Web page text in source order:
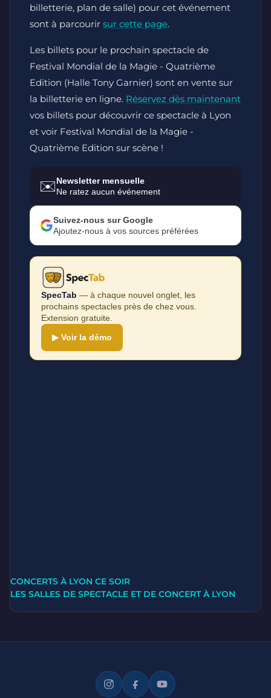
billetterie, plan de salle) pour cet événement
sont à parcourir sur cette page.
Les billets pour le prochain spectacle de
Festival Mondial de la Magie - Quatrième
Edition (Halle Tony Garnier) sont en vente sur
la billetterie en ligne. Réservez dès maintenant
vos billets pour découvrir ce spectacle à Lyon
et voir Festival Mondial de la Magie -
Quatrième Edition sur scène !
✉️Newsletter mensuelle
Ne ratez aucun événement
Suivez-nous sur Google
Ajoutez-nous à vos sources préférées
SpecTab — à chaque nouvel onglet, les
prochains spectacles près de chez vous.
Extension gratuite.
▶ Voir la démo
CONCERTS À LYON CE SOIR
LES SALLES DE SPECTACLE ET DE CONCERT À LYON